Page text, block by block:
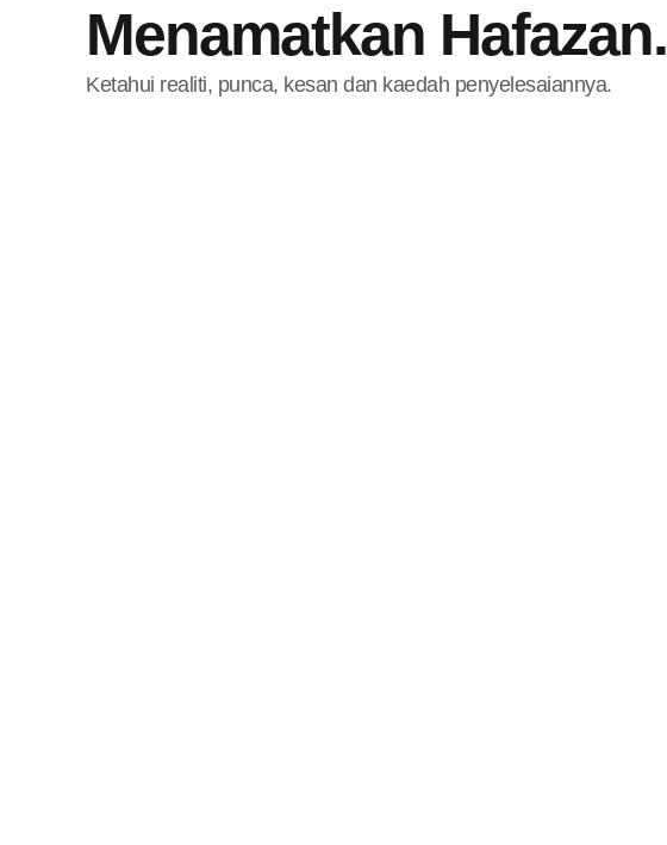
Menamatkan Hafazan.
Ketahui realiti, punca, kesan dan kaedah penyelesaiannya.